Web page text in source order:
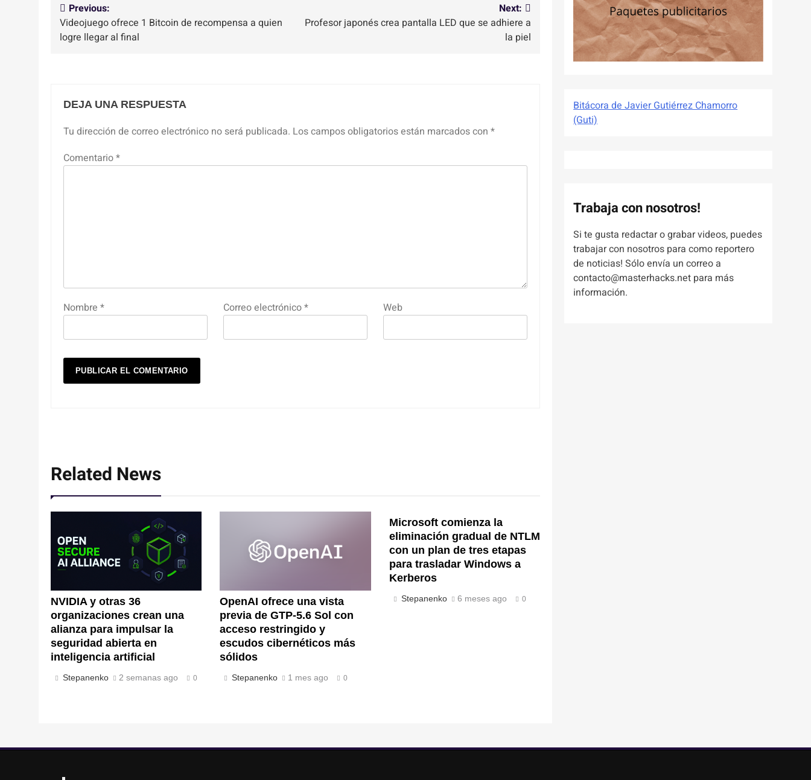
Navegación
de
Previous:
Videojuego ofrece 1 Bitcoin de recompensa a quien
logre llegar al final
Next:
Profesor japonés crea pantalla LED que se adhiere a
la piel
DEJA UNA RESPUESTA
Tu dirección de correo electrónico no será publicada. Los campos obligatorios están marcados con *
Comentario*
Nombre * Correo electrónico* Web
Related News
NVIDIA y otras 36
organizaciones crean una
alianza para impulsar la
seguridad abierta en
inteligencia artificial
Stepanenko 2 semanas ago 0
OpenAI ofrece una vista
previa de GTP-5.6 Sol con
acceso restringido y
escudos cibernéticos más
sólidos
Stepanenko 1 mes ago 0
Microsoft comienza la
eliminación gradual de NTLM
con un plan de tres etapas
para trasladar Windows a
Kerberos
Stepanenko 6 meses ago 0
Bitácora de Javier Gutiérrez Chamorro
(Guti)
Trabaja con nosotros!
Si te gusta redactar o grabar videos, puedes
trabajar con nosotros para como reportero
de noticias! Sólo envía un correo a
contacto@masterhacks.net para más
información.